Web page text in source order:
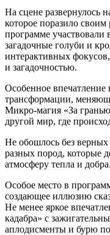
На сцене развернулось
которое поразило
программе участвовали
загадочные голуби и
интерактивных
и загадочностью.
Особенное
трансформации,
Микро-магия «За гранью
другой мир, где
Не обошлось без
разных пород, которые
атмосферу тепла и добра.
Особое место в
создающее иллюзию
Не менее яркое
кадабра» с
аплодисменты и бурю